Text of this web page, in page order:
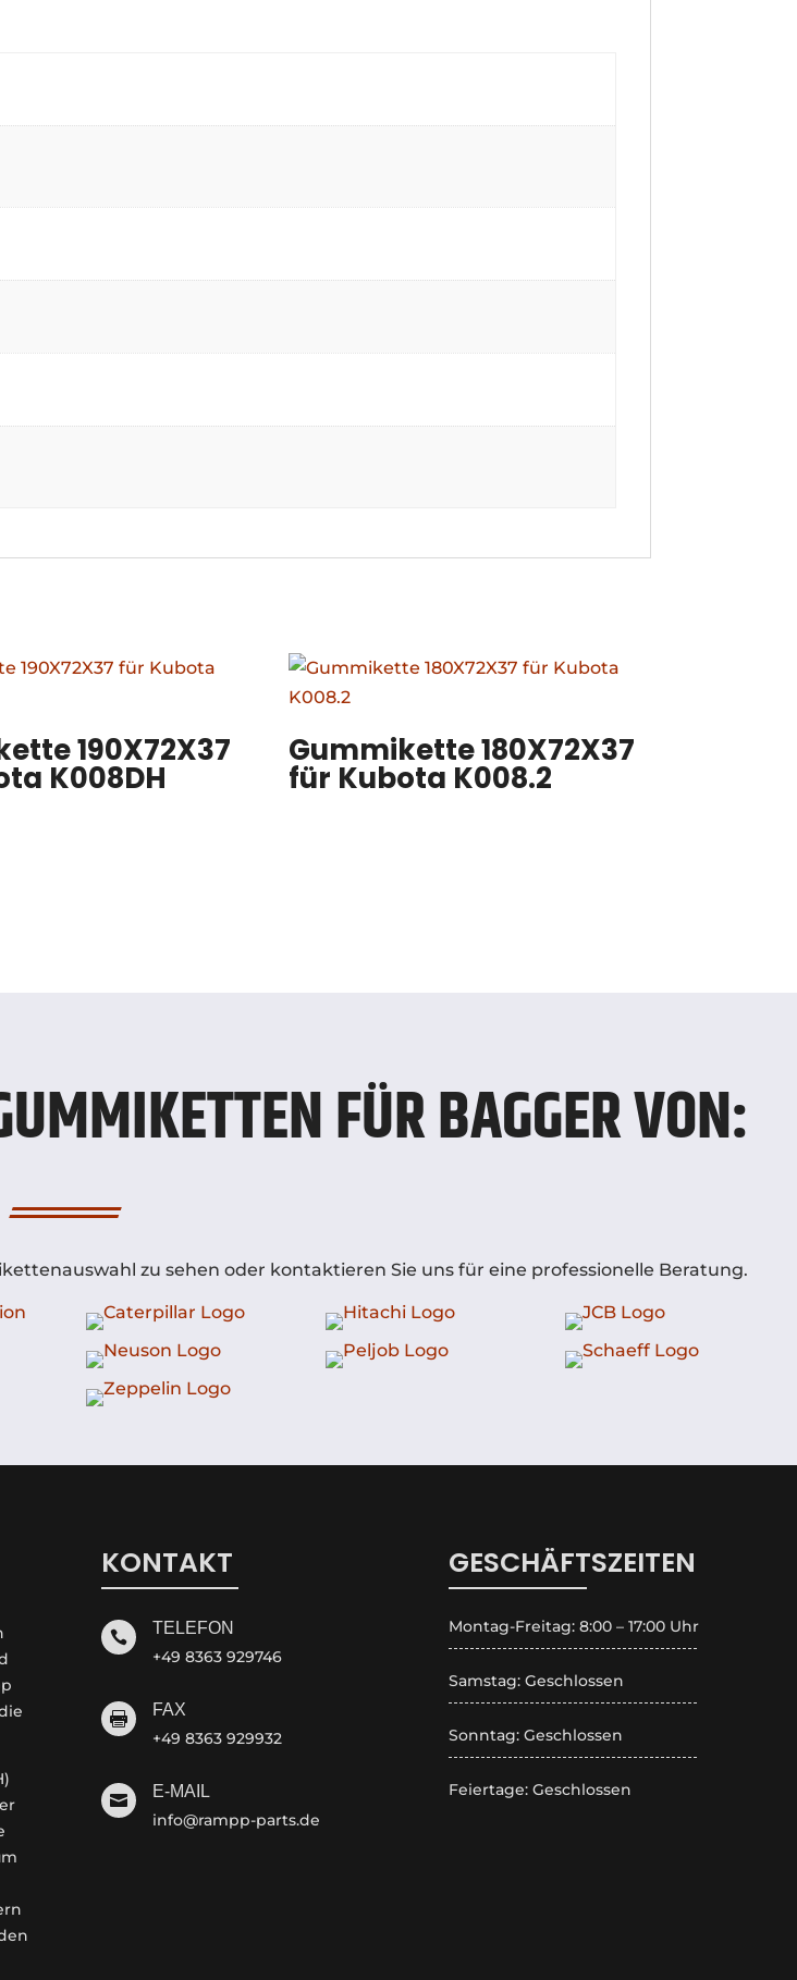
190X72X37
K008DH
Gummikette 180X72X37
für Kubota K008.2
FÜR BAGGER VON:
zu sehen oder kontaktieren Sie uns für eine professionelle Beratung.
KONTAKT
 TELEFON
+49 8363 929746
 FAX
+49 8363 929932
 E-MAIL
info@rampp-parts.de
GESCHÄFTSZEITEN
Montag-Freitag: 8:00 – 17:00 Uhr
Samstag: Geschlossen
Sonntag: Geschlossen
Feiertage: Geschlossen